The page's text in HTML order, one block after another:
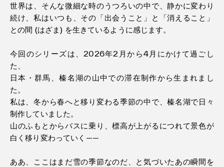
世界は、そんな微細な時のうつろいの中で、静かに変わり
続け、私はいつも、その「出会うこと」と「消えること」
との間 (はざま) を生きているように感じます。
今回のシリーズは、2026年2月から4月にかけて過ごし
た、
日本・群馬、榛名湖の山中での滞在制作から生まれまし
た。
私は、冬から春へと移り変わる季節の中で、榛名湖で日々
制作していました。
山のふもとからバスに乗り、標高が上がるにつれて景色が
白く移り変わっていく——
ああ、ここはまだ雪の季節なのだ、と気づいたあの瞬間を